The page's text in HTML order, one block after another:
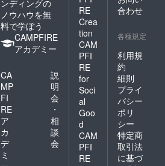
ンディングの
ノウハウを無
料で学ぼう
CAMPFIRE
アカデミー
CA
MP
FI
RE
ア
カ
デ
ミ
説
明
会
・
相
談
会
RE
Crea
tion
CAM
PFI
RE
for
Soci
al
Goo
d
CAM
PFI
RE
合わせ
各種規定
利用規
約
細則
プライ
バシー
ポリ
シー
特定商
取引法
に基づ